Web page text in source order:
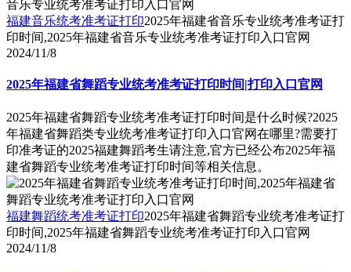
福建音乐统考准考证打印2025年福建省音乐专业统考准考证打
印时间,2025年福建省音乐专业统考准考证打印入口官网
2024/11/8
2025年福建省舞蹈专业统考准考证打印时间|打印入口官网
2025年福建省舞蹈专业统考准考证打印时间是什么时候?2025
年福建省舞蹈类专业统考准考证打印入口官网在哪里?需要打
印准考证的2025福建舞蹈考生请注意,官方已经公布2025年福
建省舞蹈专业统考准考证打印时间等相关信息。
福建舞蹈统考准考证打印2025年福建省舞蹈专业统考准考证打
印时间,2025年福建省舞蹈专业统考准考证打印入口官网
2024/11/8